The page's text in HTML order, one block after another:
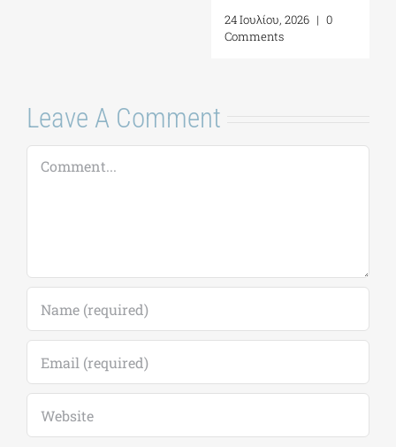
24 Ιουλίου, 2026 | 0
Comments
Leave A Comment
Comment